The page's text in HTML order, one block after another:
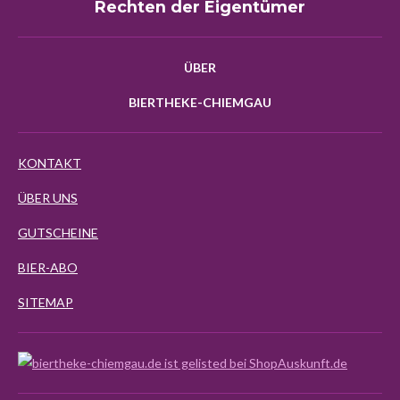
Rechten der Eigentümer
ÜBER
BIERTHEKE-CHIEMGAU
KONTAKT
ÜBER UNS
GUTSCHEINE
BIER-ABO
SITEMAP